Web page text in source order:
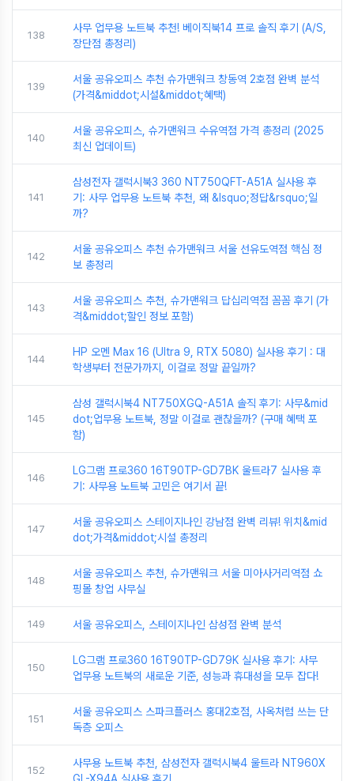
138
사무 업무용 노트북 추천! 베이직북14 프로 솔직 후기 (A/S,
장단점 총정리)
139
서울 공유오피스 추천 슈가맨워크 창동역 2호점 완벽 분석
(가격&middot;시설&middot;혜택)
140
서울 공유오피스, 슈가맨워크 수유역점 가격 총정리 (2025
최신 업데이트)
141
삼성전자 갤럭시북3 360 NT750QFT-A51A 실사용 후
기: 사무 업무용 노트북 추천, 왜 &lsquo;정답&rsquo;일
까?
142
서울 공유오피스 추천 슈가맨워크 서울 선유도역점 핵심 정
보 총정리
143
서울 공유오피스 추천, 슈가맨워크 답십리역점 꼼꼼 후기 (가
격&middot;할인 정보 포함)
144
HP 오멘 Max 16 (Ultra 9, RTX 5080) 실사용 후기 : 대
학생부터 전문가까지, 이걸로 정말 끝일까?
145
삼성 갤럭시북4 NT750XGQ-A51A 솔직 후기: 사무&mid
dot;업무용 노트북, 정말 이걸로 괜찮을까? (구매 혜택 포
함)
146
LG그램 프로360 16T90TP-GD7BK 울트라7 실사용 후
기: 사무용 노트북 고민은 여기서 끝!
147
서울 공유오피스 스테이지나인 강남점 완벽 리뷰! 위치&mid
dot;가격&middot;시설 총정리
148
서울 공유오피스 추천, 슈가맨워크 서울 미아사거리역점 쇼
핑몰 창업 사무실
149 서울 공유오피스, 스테이지나인 삼성점 완벽 분석
150
LG그램 프로360 16T90TP-GD79K 실사용 후기: 사무
업무용 노트북의 새로운 기준, 성능과 휴대성을 모두 잡다!
151
서울 공유오피스 스파크플러스 홍대2호점, 사옥처럼 쓰는 단
독층 오피스
152
사무용 노트북 추천, 삼성전자 갤럭시북4 울트라 NT960X